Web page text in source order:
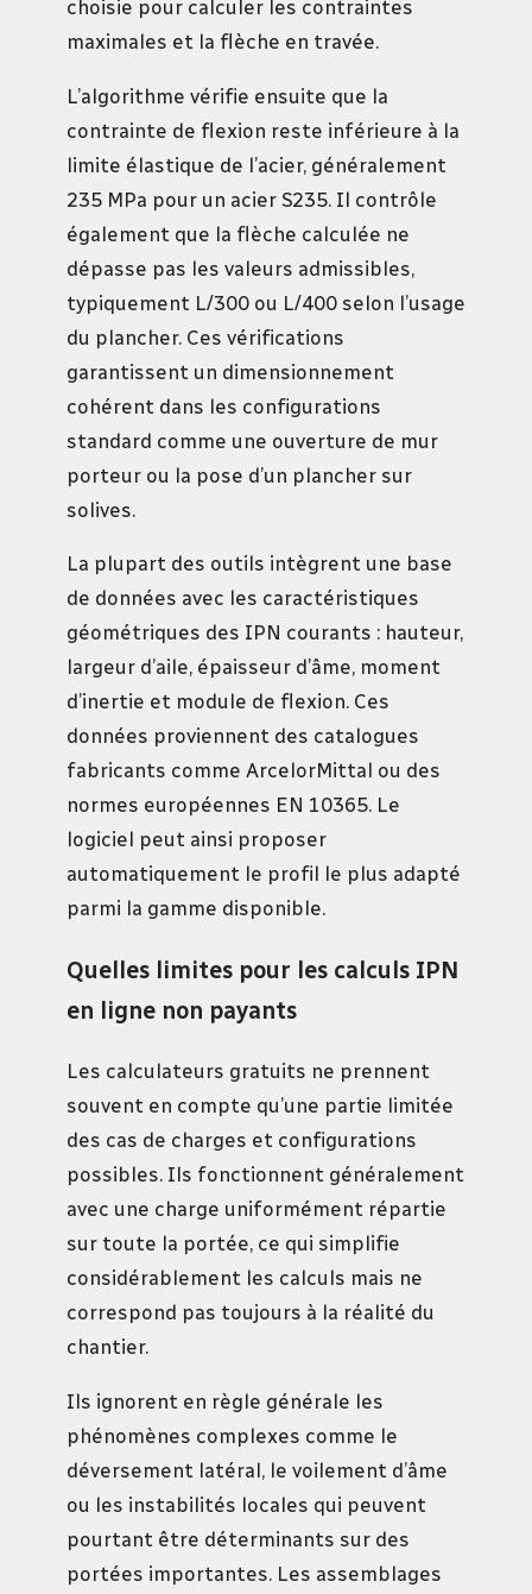
choisie pour calculer les contraintes
maximales et la flèche en travée.
L’algorithme vérifie ensuite que la
contrainte de flexion reste inférieure à la
limite élastique de l’acier, généralement
235 MPa pour un acier S235. Il contrôle
également que la flèche calculée ne
dépasse pas les valeurs admissibles,
typiquement L/300 ou L/400 selon l’usage
du plancher. Ces vérifications
garantissent un dimensionnement
cohérent dans les configurations
standard comme une ouverture de mur
porteur ou la pose d’un plancher sur
solives.
La plupart des outils intègrent une base
de données avec les caractéristiques
géométriques des IPN courants : hauteur,
largeur d’aile, épaisseur d’âme, moment
d’inertie et module de flexion. Ces
données proviennent des catalogues
fabricants comme ArcelorMittal ou des
normes européennes EN 10365. Le
logiciel peut ainsi proposer
automatiquement le profil le plus adapté
parmi la gamme disponible.
Quelles limites pour les calculs IPN
en ligne non payants
Les calculateurs gratuits ne prennent
souvent en compte qu’une partie limitée
des cas de charges et configurations
possibles. Ils fonctionnent généralement
avec une charge uniformément répartie
sur toute la portée, ce qui simplifie
considérablement les calculs mais ne
correspond pas toujours à la réalité du
chantier.
Ils ignorent en règle générale les
phénomènes complexes comme le
déversement latéral, le voilement d’âme
ou les instabilités locales qui peuvent
pourtant être déterminants sur des
portées importantes. Les assemblages